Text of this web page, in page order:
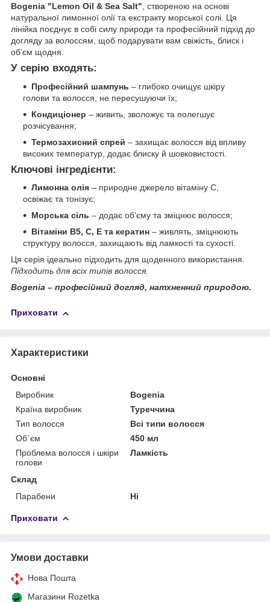
Bogenia "Lemon Oil & Sea Salt" , створеною на основі
натуральної лимонної олії та екстракту морської солі. Ця
лінійка поєднує в собі силу природи та професійний підхід до
догляду за волоссям, щоб подарувати вам свіжість, блиск і
об’єм щодня.
У серію входять:
Професійний шампунь – глибоко очищує шкіру
голови та волосся, не пересушуючи їх;
Кондиціонер – живить, зволожує та полегшує
розчісування;
Термозахисний спрей – захищає волосся від впливу
високих температур, додає блиску й шовковистості.
Ключові інгредієнти:
Лимонна олія – природне джерело вітаміну C,
освіжає та тонізує;
Морська сіль – додає об’єму та зміцнює волосся;
Вітаміни B5, C, E та кератин – живлять, зміцнюють
структуру волосся, захищають від ламкості та сухості.
Ця серія ідеально підходить для щоденного використання.
Підходить для всіх типів волосся.
Bogenia – професійний догляд, натхненний природою.
Приховати
Характеристики
Основні
Виробник
Bogenia
Країна виробник
Туреччина
Тип волосся
Всі типи волосся
Об`єм
450 мл
Проблема волосся і шкіри
голови
Ламкість
Склад
Парабени
Ні
Приховати
Умови доставки
Нова Пошта
Магазини Rozetka